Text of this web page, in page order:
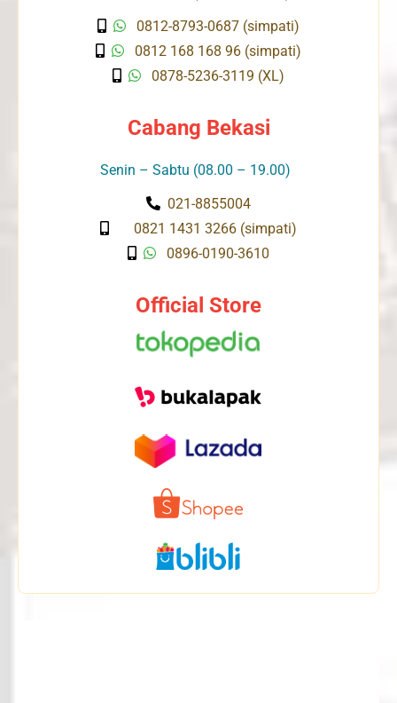
0812-8793-0687 (simpati)
0812 168 168 96 (simpati)
0878-5236-3119 (XL)
Cabang Bekasi
Senin – Sabtu (08.00 – 19.00)
021-8855004
0821 1431 3266 (simpati)
0896-0190-3610
Official Store